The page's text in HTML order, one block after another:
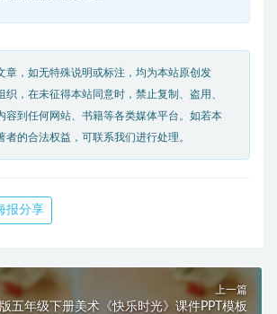
章，如无特殊说明或标注，均为本站原创发
织，在未征得本站同意时，禁止复制、盗用、
容到任何网站、书籍等各类媒体平台。如若本
者的合法权益，可联系我们进行处理。
报分享
上一篇
五年级下册美术《快乐时光》课件PPT模板